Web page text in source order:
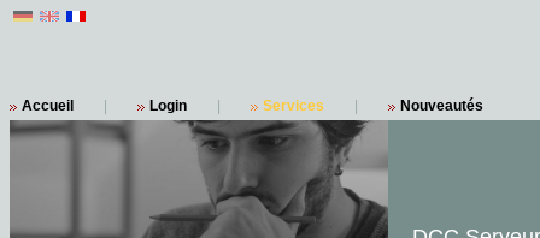
Accueil Login Services Nouveautés